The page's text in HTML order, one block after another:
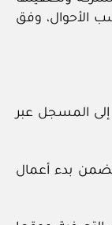
الأحوال، وفق
إلى المسجل عبر
بدء أعمال